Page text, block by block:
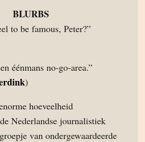
BLURBS
to be famous, Peter?”
éénmans no-go-area.”
)
hoeveelheid
Nederlandse journalistiek
van ondergewaardeerde